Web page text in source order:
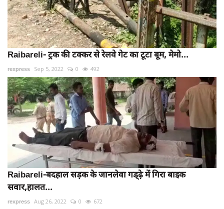
Raibareli- ट्रक की टक्कर से रेलवे गेट का टूटा बूम, मेमो...
rexpress Sep 5, 2022 0 492
Raibareli-बदहाल सड़क के जानलेवा गड्ढ़े में गिरा बाइक
सवार,हालत...
rexpress Aug 26, 2022 0 672